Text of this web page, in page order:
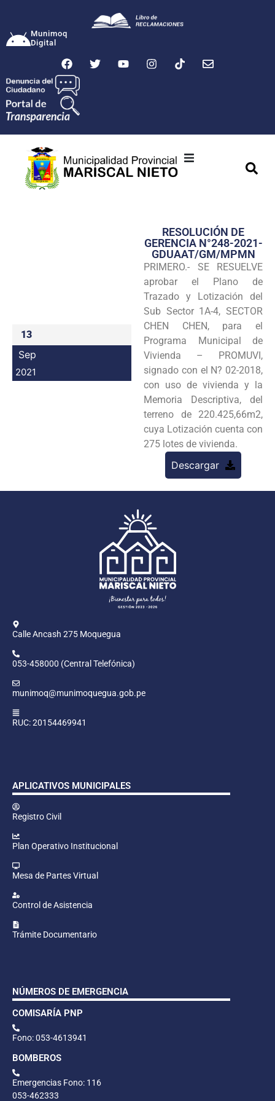
Munimoq
Digital
Transparencia
Seguridad
Programas
Intranet
13
Sep
2021
RESOLUCIÓN DE
GERENCIA N°248-2021-
GDUAAT/GM/MPMN
PRIMERO.- SE RESUELVE
aprobar el Plano de
Trazado y Lotización del
Sub Sector 1A-4, SECTOR
CHEN CHEN, para el
Programa Municipal de
Vivienda – PROMUVI,
signado con el N? 02-2018,
con uso de vivienda y la
Memoria Descriptiva, del
terreno de 220.425,66m2,
cuya Lotización cuenta con
275 lotes de vivienda.
Descargar
Calle Ancash 275 Moquegua
053-458000 (Central Telefónica)
munimoq@munimoquegua.gob.pe
RUC: 20154469941
APLICATIVOS MUNICIPALES
Registro Civil
Plan Operativo Institucional
Mesa de Partes Virtual
Control de Asistencia
Trámite Documentario
NÚMEROS DE EMERGENCIA
COMISARÍA PNP
Fono: 053-4613941
BOMBEROS
Emergencias Fono: 116
053-462333